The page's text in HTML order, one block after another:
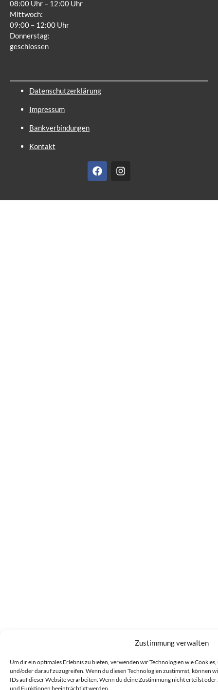
Zustimmung verwalten
Um dir ein optimales Erlebnis zu bieten, verwenden wir Technologien wie
und/oder darauf zuzugreifen. Wenn du diesen Technologien zustimmst, können
IDs auf dieser Website verarbeiten. Wenn du deine Zustimmung nicht erteilst
und Funktionen beeinträchtigt werden.
08:00 Uhr – 12:00 Uhr
Mittwoch:
09:00 – 12:00 Uhr
Donnerstag:
geschlossen
Datenschutzerklärung
Impressum
Bankverbindungen
Kontakt